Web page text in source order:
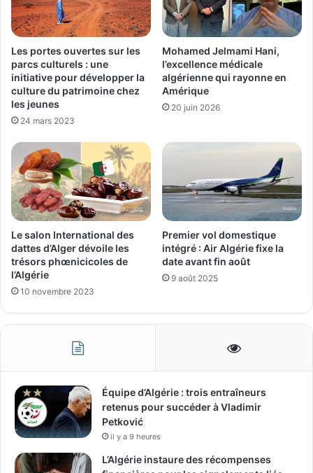
Les portes ouvertes sur les
parcs culturels : une
initiative pour développer la
culture du patrimoine chez
les jeunes
24 mars 2023
Mohamed Jelmami Hani,
l’excellence médicale
algérienne qui rayonne en
Amérique
20 juin 2026
Le salon International des
dattes d’Alger dévoile les
trésors phœnicicoles de
l’Algérie
10 novembre 2023
Premier vol domestique
intégré : Air Algérie fixe la
date avant fin août
9 août 2025
Équipe d’Algérie : trois entraîneurs
retenus pour succéder à Vladimir
Petković
il y a 9 heures
L’Algérie instaure des récompenses